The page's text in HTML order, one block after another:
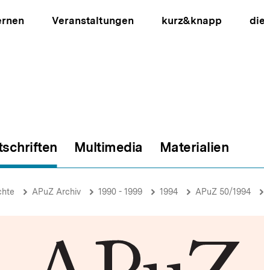
Veranstaltungen kurz&knapp
Multimedia Materialien
APuZ Archiv 1990 - 1999 1994 APuZ 50/1994